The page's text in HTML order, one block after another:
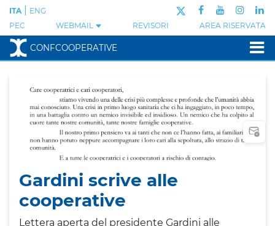
PEC WEBMAIL REVISORI AREA RISERVATA
ITA ENG
CONFCOOPERATIVE
Gardini scrive alle
cooperative
Lettera aperta del presidente Gardini alle